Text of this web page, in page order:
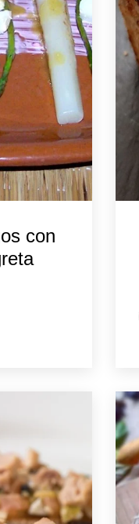
con